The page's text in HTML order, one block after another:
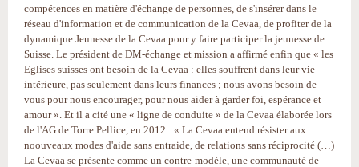
compétences en matière d'échange de personnes, de s'insérer dans le
réseau d'information et de communication de la Cevaa, de profiter de la
dynamique Jeunesse de la Cevaa pour y faire participer la jeunesse de
Suisse. Le président de DM-échange et mission a affirmé enfin que « les
Eglises suisses ont besoin de la Cevaa : elles souffrent dans leur vie
intérieure, pas seulement dans leurs finances ; nous avons besoin de
vous pour nous encourager, pour nous aider à garder foi, espérance et
amour ». Et il a cité une « ligne de conduite » de la Cevaa élaborée lors
de l'AG de Torre Pellice, en 2012 : « La Cevaa entend résister aux
noouveaux modes d'aide sans entraide, de relations sans réciprocité (…)
La Cevaa se présente comme un contre-modèle, une communauté de